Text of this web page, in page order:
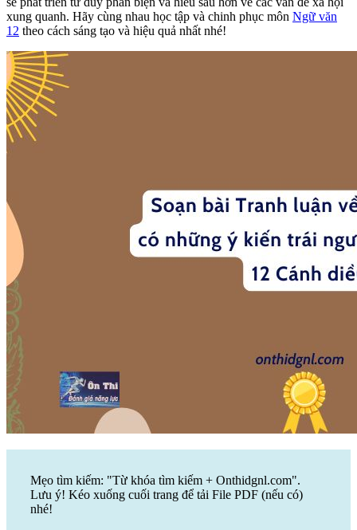
xung quanh. Hãy cùng nhau học tập và chinh phục môn Ngữ văn
12 theo cách sáng tạo và hiệu quả nhất nhé!
Mẹo tìm kiếm: "Từ khóa tìm kiếm + Onthidgnl.com".
Lưu ý! Kéo xuống cuối trang để tải File PDF (nếu có)
nhé!